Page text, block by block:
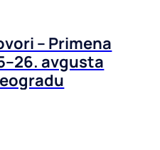
– Primena
avgusta